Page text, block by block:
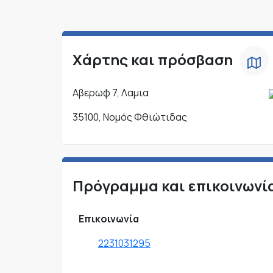
Χάρτης και πρόσβαση
Αβερωφ 7, Λαμια
35100, Νομός Φθιώτιδας
Πρόγραμμα και
Επικοινωνία
2231031295